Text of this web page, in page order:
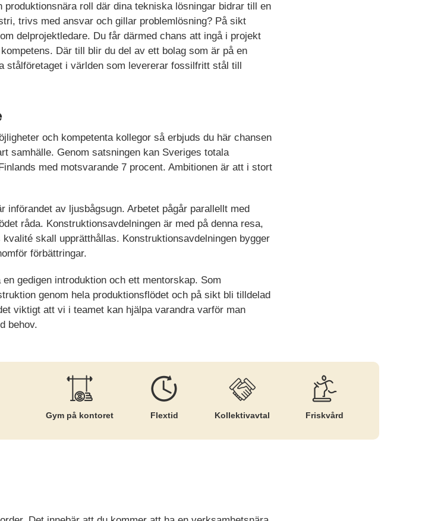
roll där dina tekniska lösningar bidrar till en
trivs med ansvar och gillar problemlösning? På sikt
delprojektledare. Du får därmed chans att ingå i projekt
Där till blir du del av ett bolag som är på en
stålföretaget i världen som levererar fossilfritt stål till
och kompetenta kollegor så erbjuds du här chansen
samhälle. Genom satsningen kan Sveriges totala
med motsvarande 7 procent. Ambitionen är att i stort
av ljusbågsugn. Arbetet pågår parallellt med
råda. Konstruktionsavdelningen är med på denna resa,
skall upprätthållas. Konstruktionsavdelningen bygger
förbättringar.
gedigen introduktion och ett mentorskap. Som
genom hela produktionsflödet och på sikt bli tilldelad
viktigt att vi i teamet kan hjälpa varandra varför man
behov.
Gym på kontoret Flextid Kollektiv­avtal Friskvård